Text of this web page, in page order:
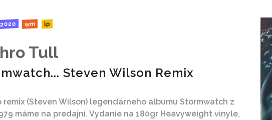
2020 wm lp
Tull
Steven Wilson Remix
remix (Steven Wilson) legendárneho albumu Stormwatch z
máme na predajni. Vydanie na 180gr Heavyweight vinyle,